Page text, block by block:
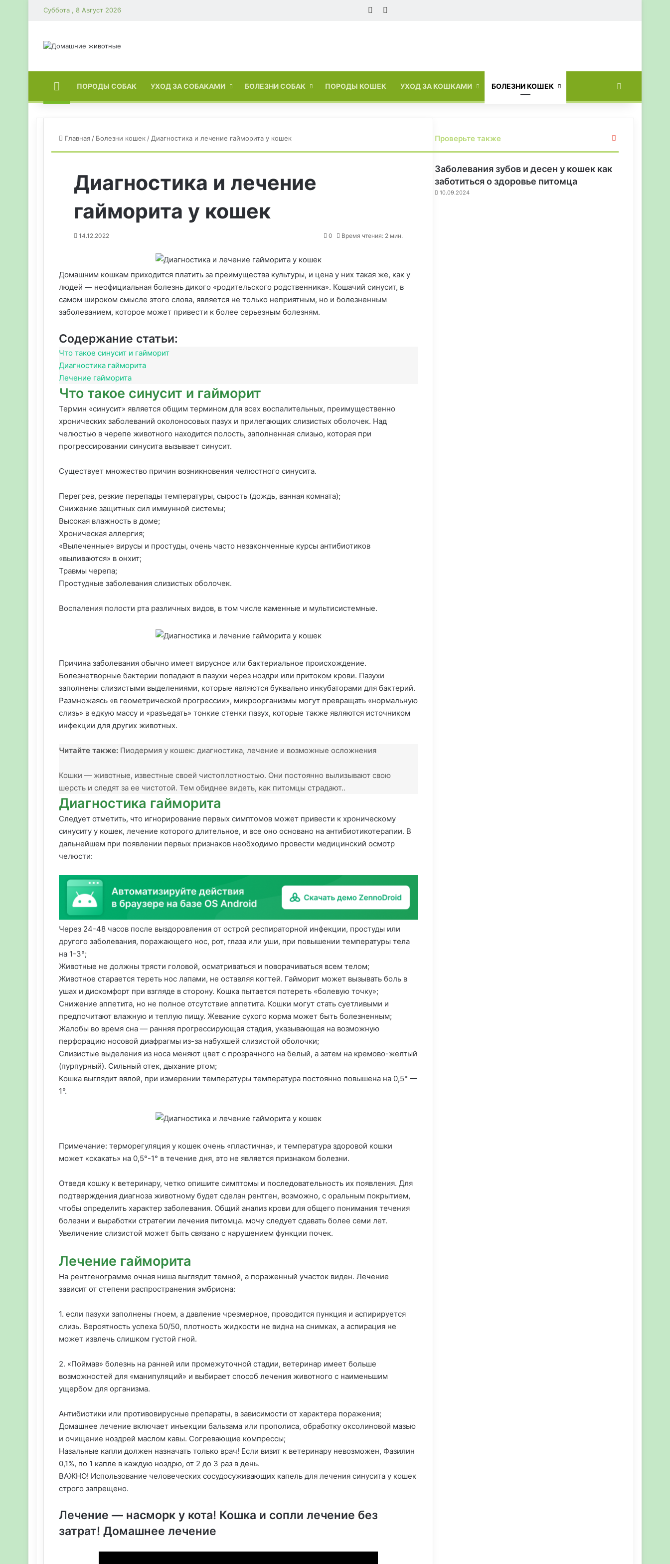
Суббота , 8 Август 2026 Войти
ГЛАВНАЯ
ПОРОДЫ СОБАК УХОД ЗА СОБАКАМИ БОЛЕЗНИ СОБАК ПОРОДЫ КОШЕК УХОД ЗА КОШКАМИ БОЛЕЗНИ КОШЕК
Главная / Болезни кошек / Диагностика и лечение гайморита у кошек
Диагностика и лечение
гайморита у кошек
14.12.2022 0 Время чтения: 2 мин.
Домашним кошкам приходится платить за преимущества культуры, и цена у них такая же, как у
людей — неофициальная болезнь дикого «родительского родственника». Кошачий синусит, в
самом широком смысле этого слова, является не только неприятным, но и болезненным
заболеванием, которое может привести к более серьезным болезням.
Содержание статьи:
Что такое синусит и гайморит
Диагностика гайморита
Лечение гайморита
Что такое синусит и гайморит
Термин «синусит» является общим термином для всех воспалительных, преимущественно
хронических заболеваний околоносовых пазух и прилегающих слизистых оболочек. Над
челюстью в черепе животного находится полость, заполненная слизью, которая при
прогрессировании синусита вызывает синусит.
Существует множество причин возникновения челюстного синусита.
Перегрев, резкие перепады температуры, сырость (дождь, ванная комната);
Снижение защитных сил иммунной системы;
Высокая влажность в доме;
Хроническая аллергия;
«Вылеченные» вирусы и простуды, очень часто незаконченные курсы антибиотиков
«выливаются» в онхит;
Травмы черепа;
Простудные заболевания слизистых оболочек.
Воспаления полости рта различных видов, в том числе каменные и мультисистемные.
Причина заболевания обычно имеет вирусное или бактериальное происхождение.
Болезнетворные бактерии попадают в пазухи через ноздри или притоком крови. Пазухи
заполнены слизистыми выделениями, которые являются буквально инкубаторами для бактерий.
Размножаясь «в геометрической прогрессии», микроорганизмы могут превращать «нормальную
слизь» в едкую массу и «разъедать» тонкие стенки пазух, которые также являются источником
инфекции для других животных.
Читайте также: Пиодермия у кошек: диагностика, лечение и возможные осложнения
Кошки — животные, известные своей чистоплотностью. Они постоянно вылизывают свою
шерсть и следят за ее чистотой. Тем обиднее видеть, как питомцы страдают..
Диагностика гайморита
Следует отметить, что игнорирование первых симптомов может привести к хроническому
синуситу у кошек, лечение которого длительное, и все оно основано на антибиотикотерапии. В
дальнейшем при появлении первых признаков необходимо провести медицинский осмотр
челюсти:
Через 24-48 часов после выздоровления от острой респираторной инфекции, простуды или
другого заболевания, поражающего нос, рот, глаза или уши, при повышении температуры тела
на 1-3°;
Животные не должны трясти головой, осматриваться и поворачиваться всем телом;
Животное старается тереть нос лапами, не оставляя когтей. Гайморит может вызывать боль в
ушах и дискомфорт при взгляде в сторону. Кошка пытается потереть «болевую точку»;
Снижение аппетита, но не полное отсутствие аппетита. Кошки могут стать суетливыми и
предпочитают влажную и теплую пищу. Жевание сухого корма может быть болезненным;
Жалобы во время сна — ранняя прогрессирующая стадия, указывающая на возможную
перфорацию носовой диафрагмы из-за набухшей слизистой оболочки;
Слизистые выделения из носа меняют цвет с прозрачного на белый, а затем на кремово-желтый
(пурпурный). Сильный отек, дыхание ртом;
Кошка выглядит вялой, при измерении температуры температура постоянно повышена на 0,5° —
1°.
Примечание: терморегуляция у кошек очень «пластична», и температура здоровой кошки
может «скакать» на 0,5°-1° в течение дня, это не является признаком болезни.
Отведя кошку к ветеринару, четко опишите симптомы и последовательность их появления. Для
подтверждения диагноза животному будет сделан рентген, возможно, с оральным покрытием,
чтобы определить характер заболевания. Общий анализ крови для общего понимания течения
болезни и выработки стратегии лечения питомца. мочу следует сдавать более семи лет.
Увеличение слизистой может быть связано с нарушением функции почек.
Лечение гайморита
На рентгенограмме очная ниша выглядит темной, а пораженный участок виден. Лечение
зависит от степени распространения эмбриона:
1. если пазухи заполнены гноем, а давление чрезмерное, проводится пункция и аспирируется
слизь. Вероятность успеха 50/50, плотность жидкости не видна на снимках, а аспирация не
может извлечь слишком густой гной.
2. «Поймав» болезнь на ранней или промежуточной стадии, ветеринар имеет больше
возможностей для «манипуляций» и выбирает способ лечения животного с наименьшим
ущербом для организма.
Антибиотики или противовирусные препараты, в зависимости от характера поражения;
Домашнее лечение включает инъекции бальзама или прополиса, обработку оксолиновой мазью
и очищение ноздрей маслом кавы. Согревающие компрессы;
Назальные капли должен назначать только врач! Если визит к ветеринару невозможен, Фазилин
0,1%, по 1 капле в каждую ноздрю, от 2 до 3 раз в день.
ВАЖНО! Использование человеческих сосудосуживающих капель для лечения синусита у кошек
строго запрещено.
Лечение — насморк у кота! Кошка и сопли лечение без
затрат! Домашнее лечение
Проверьте также
Заболевания зубов и десен у кошек как
заботиться о здоровье питомца
10.09.2024